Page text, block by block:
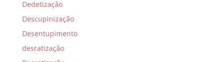
Dedetização
Descupinização
Desentupimento
desratização